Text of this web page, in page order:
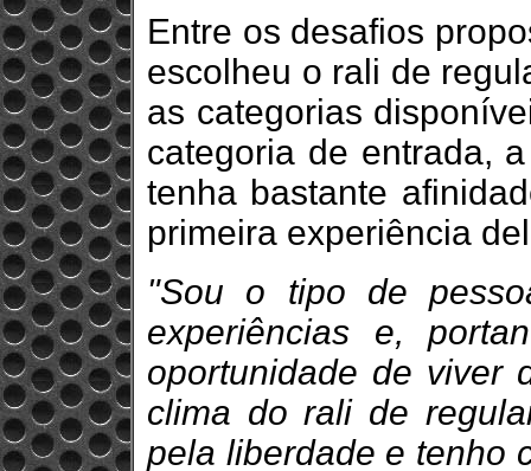
Entre os desafios
escolheu o rali de
as categorias
categoria de entrada,
tenha bastante
primeira experiência
"Sou o tipo de
experiências e,
oportunidade de viver
clima do rali de
pela liberdade e tenho